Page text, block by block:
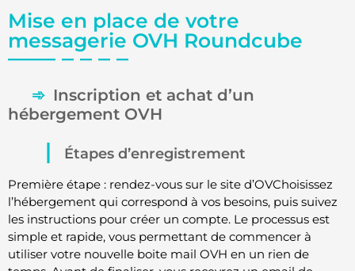
Mise en place de votre
messagerie OVH Roundcube
Inscription et achat d’un
hébergement OVH
Étapes d’enregistrement
Première étape : rendez-vous sur le site d’OVChoisissez
l’hébergement qui correspond à vos besoins, puis suivez
les instructions pour créer un compte. Le processus est
simple et rapide, vous permettant de commencer à
utiliser votre nouvelle boite mail OVH en un rien de